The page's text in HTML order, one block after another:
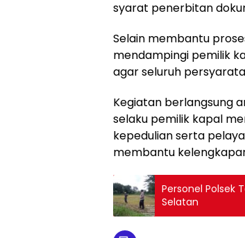
syarat penerbitan
Selain membantu
mendampingi pemilik
agar seluruh
Kegiatan berlangsung
selaku pemilik kapal
kepedulian serta
membantu
Personel Polsek
Selatan